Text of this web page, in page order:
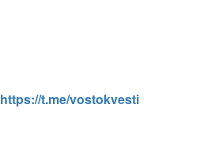
https://t.me/vostokvesti